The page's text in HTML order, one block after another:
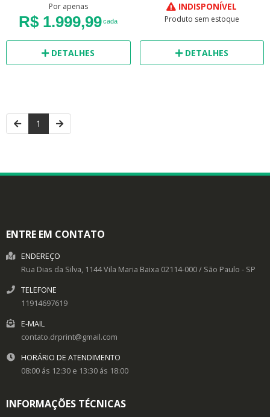
Por apenas
R$ 1.999,99cada
DETALHES
INDISPONÍVEL
Produto sem estoque
DETALHES
1
ENTRE EM CONTATO
ENDEREÇO
Rua Dias da Silva, 1144Vila Maria Baixa 02114-000/ São Paulo - SP
TELEFONE
11914697619
E-MAIL
contato.drprint@gmail.com
HORÁRIO DE ATENDIMENTO
08:00 ás 12:30 e 13:30 ás 18:00
INFORMAÇÕES TÉCNICAS